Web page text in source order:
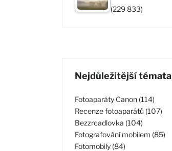
(229 833)
Nejdůležitější témata
Fotoaparáty Canon (114)
Recenze fotoaparátů (107)
Bezzrcadlovka (104)
Fotografování mobilem (85)
Fotomobily (84)